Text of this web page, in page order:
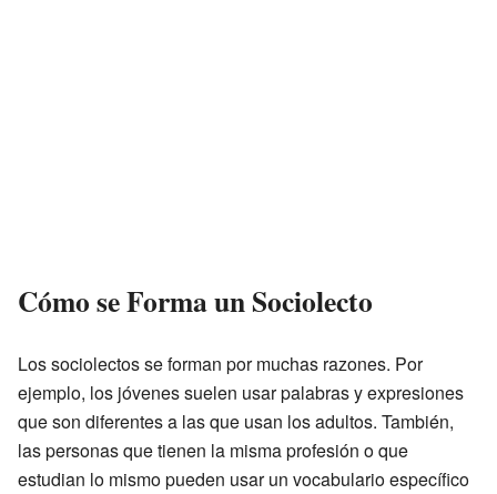
Cómo se Forma un Sociolecto
Los sociolectos se forman por muchas razones. Por
ejemplo, los jóvenes suelen usar palabras y expresiones
que son diferentes a las que usan los adultos. También,
las personas que tienen la misma profesión o que
estudian lo mismo pueden usar un vocabulario específico